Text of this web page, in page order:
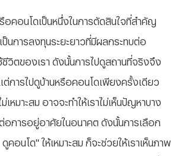
อคอนโดเป็นหนึ่งในการตัดสินใจที่สำคัญ
ป็นการลงทุนระยะยาวที่มีผลกระทบต่อ
วิตของเรา ดังนั้นการไปดูสถานที่จริงจึง
ต่การไปดูบ้านหรือคอนโดเพียงครั้งเดียว
เหมาะสม อาจจะทำให้เราไม่เห็นปัญหาบาง
การอยู่อาศัยในอนาคต ดังนั้นการเลือก
คอนโด" ให้เหมาะสม ก็จะช่วยให้เราเห็นภาพ